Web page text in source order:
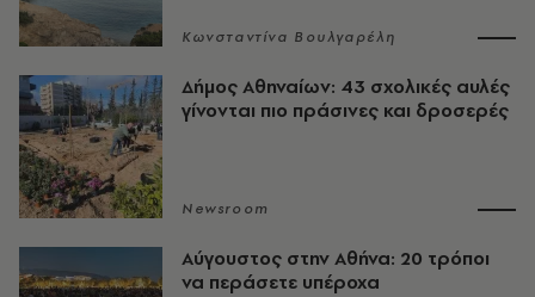
Κωνσταντίνα Βουλγαρέλη
Δήμος Αθηναίων: 43 σχολικές αυλές
γίνονται πιο πράσινες και δροσερές
Newsroom
Αύγουστος στην Αθήνα: 20 τρόποι
να περάσετε υπέροχα